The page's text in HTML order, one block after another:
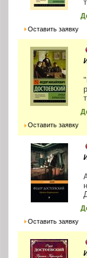
Оставить заявку
Оставить заявку
Оставить заявку